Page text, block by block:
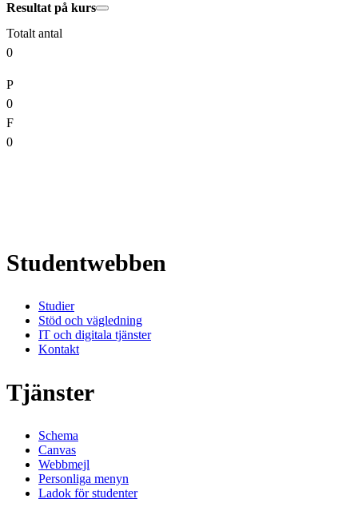
Resultat på kurs
Totalt antal
0
P
0
F
0
Studentwebben
Studier
Stöd och vägledning
IT och digitala tjänster
Kontakt
Tjänster
Schema
Canvas
Webbmejl
Personliga menyn
Ladok för studenter